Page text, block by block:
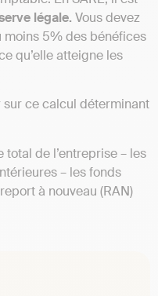
légale. Vous devez
5% des bénéfices
qu’elle atteigne les
sur ce calcul déterminant
de l’entreprise – les
– les fonds
à nouveau (RAN)